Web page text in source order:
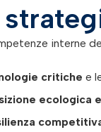
interne
critiche e
ecologica